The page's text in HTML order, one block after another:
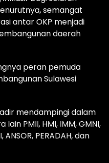
semangat
antar OKP menjadi
daerah
peran pemuda
Sulawesi
mendampingi dalam
PMII, HMI, IMM, GMNI,
ANSOR, PERADAH, dan